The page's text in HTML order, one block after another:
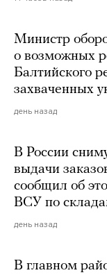
Министр
о возможных
Балтийского
захваченных
день назад
В России
выдачи
сообщил об
ВСУ по
день назад
В главном